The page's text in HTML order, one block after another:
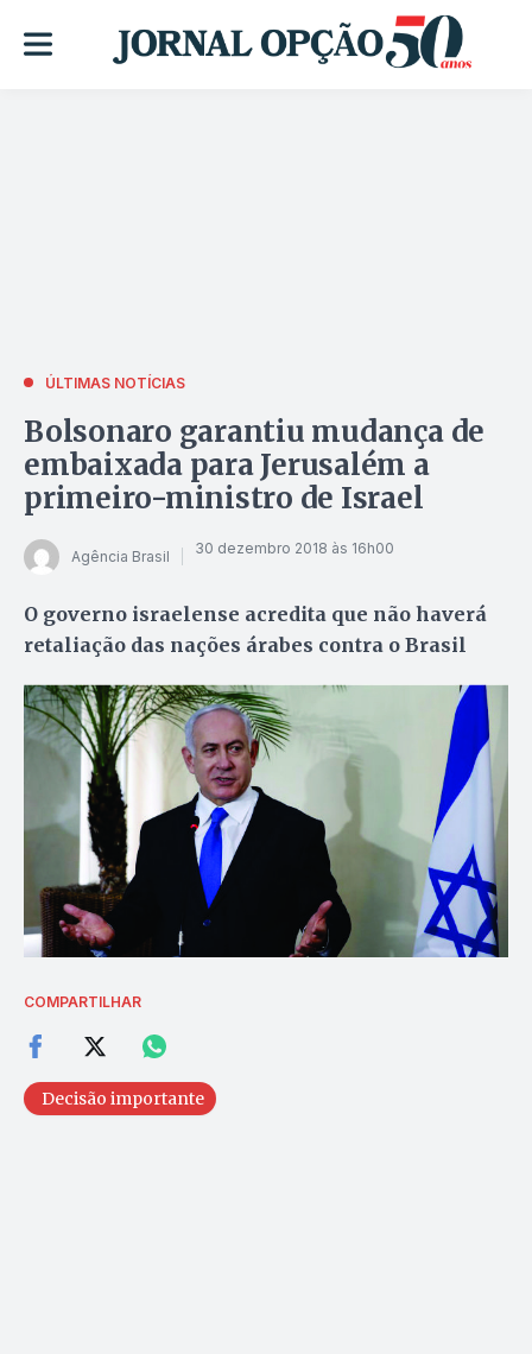
ÚLTIMAS NOTÍCIAS
Bolsonaro garantiu mudança de
embaixada para Jerusalém a
primeiro-ministro de Israel
Agência Brasil 30 dezembro 2018 às 16h00
O governo israelense acredita que não haverá
retaliação das nações árabes contra o Brasil
COMPARTILHAR
Decisão importante